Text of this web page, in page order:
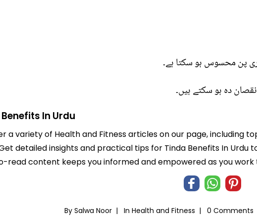
پن محسوس ہو سکتا ہے۔
دہ ہو سکتے ہیں۔
In Urdu
a variety of Health and Fitness articles on our page, including
detailed insights and practical tips for Tinda Benefits In Urdu
read content keeps you informed and empowered as you
By Salwa Noor | In Health and Fitness | 0